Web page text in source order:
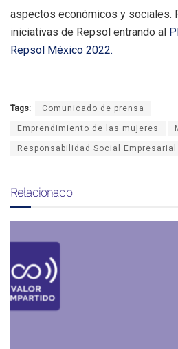
aspectos económicos y sociales.
iniciativas de Repsol entrando al
Repsol México 2022.
Tags: Comunicado de prensa
Emprendimiento de las mujeres
Responsabilidad Social Empresarial
Relacionado